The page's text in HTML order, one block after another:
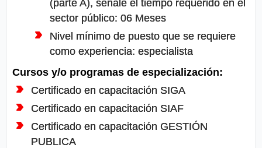
(parte A), señale el tiempo requerido en el
sector público: 06 Meses
Nivel mínimo de puesto que se requiere
como experiencia: especialista
Cursos y/o programas de especialización:
Certificado en capacitación SIGA
Certificado en capacitación SIAF
Certificado en capacitación GESTIÓN
PUBLICA